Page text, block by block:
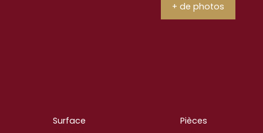
+ de photos
Surface
Pièces